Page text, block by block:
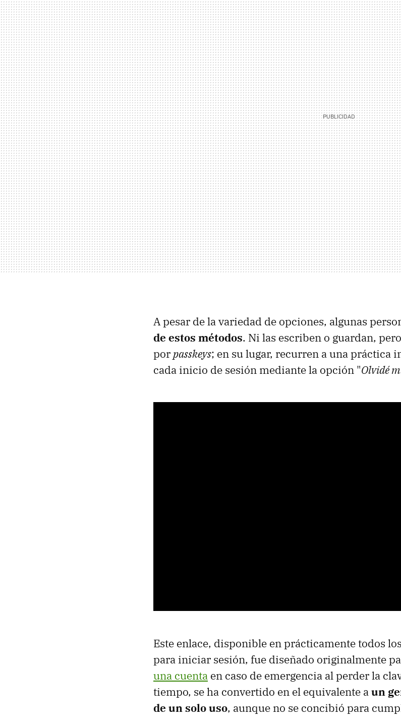
A pesar de la variedad de opciones, algunas
de estos métodos. Ni las escriben o guardan,
porpasskeys; en su lugar, recurren a una práctica
cada inicio de sesión mediante la opción "Olvidé
Este enlace, disponible en prácticamente todos
para iniciar sesión, fue diseñado originalmente
una cuenta en caso de emergencia al perder la
tiempo, se ha convertido en el equivalente aun
de un solo uso, aunque no se concibió para